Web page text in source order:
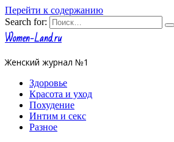
Перейти к содержанию
Search for:
Women-Land.ru
Женский журнал №1
Здоровье
Красота и уход
Похудение
Интим и секс
Разное